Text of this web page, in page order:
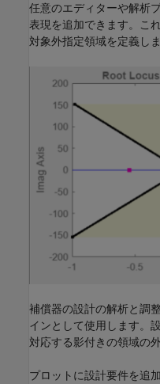
任意のエディターや解析
表現を追加できます。こ
対象外指定領域を定義しま
補償器の設計の解析と調
インとして使用します。
対応する影付きの領域の
プロットに設計要件を追